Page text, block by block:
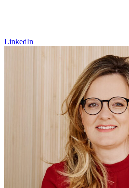
LinkedIn